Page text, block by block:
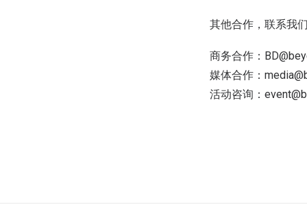
其他合作，联系我们
商务合作：
媒体合作：
活动咨询：